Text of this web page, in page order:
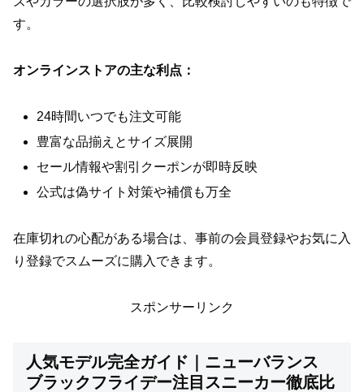
す。
オンラインストアの主な利点：
24時間いつでも注文可能
豊富な品揃えとサイズ展開
セール情報や割引クーポンが即時反映
公式は偽サイト対策や補償も万全
在庫切れの心配がある場合は、事前の会員登録やお気に入
り登録でスムーズに購入できます。
スポンサーリンク
人気モデル完全ガイド｜ニューバランス
ブラックフライデー注目スニーカー徹底比